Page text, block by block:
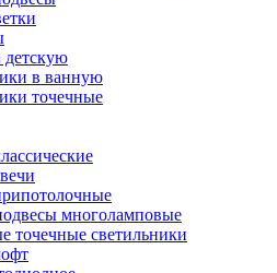
в ванную
точечные
многоламповые
точечные светильники